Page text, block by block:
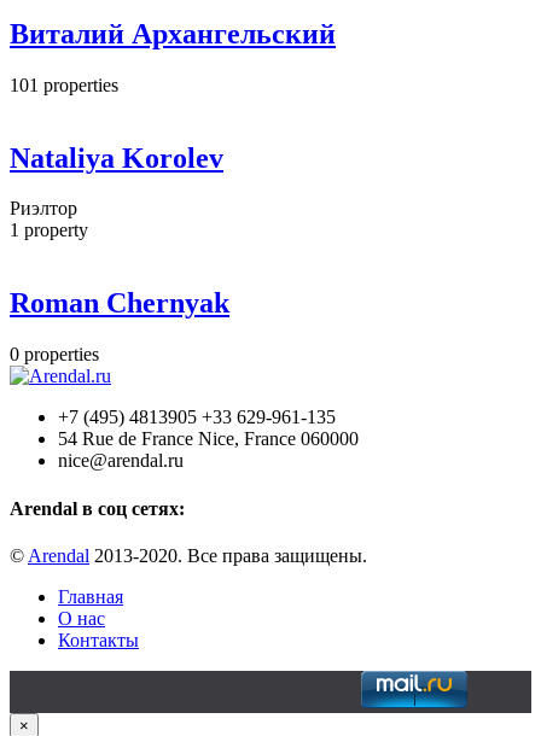
Виталий Архангельский
101 properties
Nataliya Korolev
Риэлтор
1 property
Roman Chernyak
0 properties
+7 (495) 4813905 +33 629-961-135
54 Rue de France Nice, France 060000
nice@arendal.ru
Arendal в соц сетях:
© Arendal 2013-2020. Все права защищены.
Главная
О нас
Контакты
×